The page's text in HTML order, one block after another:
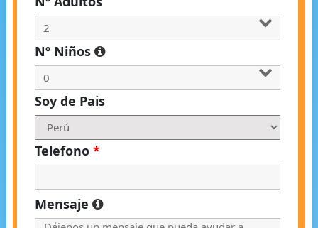
Nº Niños
Soy de Pais
Telefono *
Mensaje